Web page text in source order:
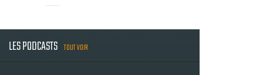
LES PODCASTS TOUT VOIR